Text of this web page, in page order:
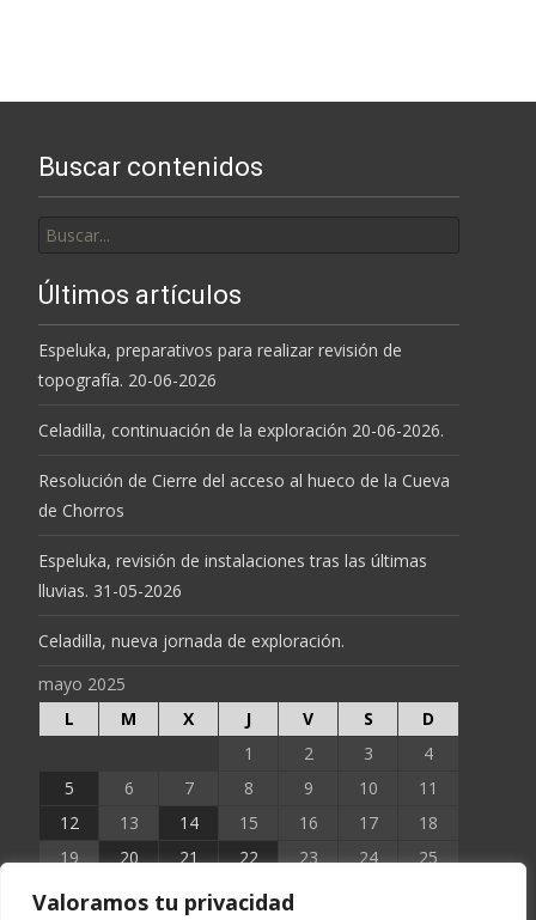
Valoramos tu privacidad
Buscar contenidos
por:
Últimos artículos
Espeluka, preparativos para realizar revisión de
topografía. 20-06-2026
Celadilla, continuación de la exploración 20-06-2026.
Resolución de Cierre del acceso al hueco de la Cueva
de Chorros
Espeluka, revisión de instalaciones tras las últimas
lluvias. 31-05-2026
Celadilla, nueva jornada de exploración.
mayo 2025
L
M X J V S
D
1
2 3
4
5
6 7 8 9 10
11
12
13 14 15 16 17
18
19
20 21 22 23 24
25
26
29